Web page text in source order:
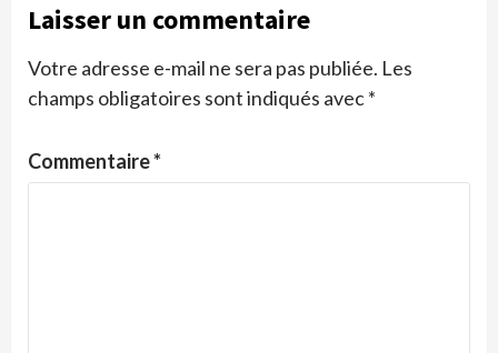
Laisser un commentaire
Votre adresse e-mail ne sera pas publiée. Les
champs obligatoires sont indiqués avec*
Commentaire*